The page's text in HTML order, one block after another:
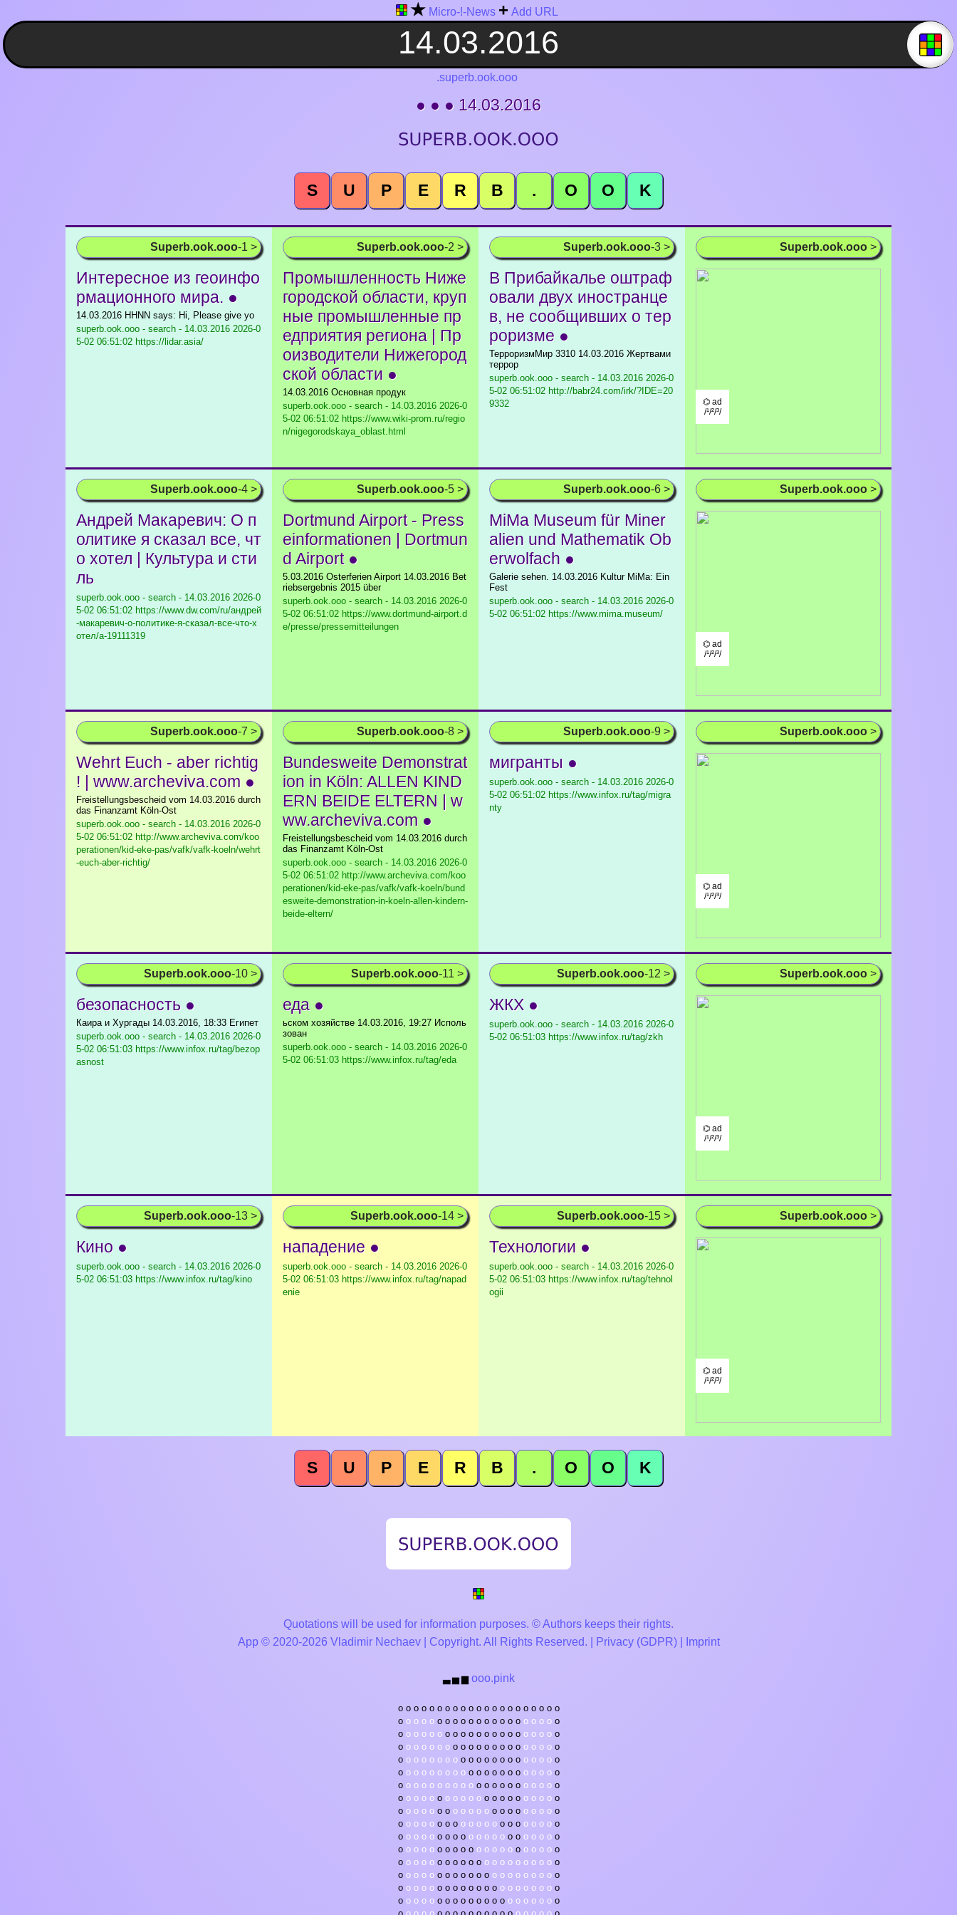
★ Micro-!-News + Add URL
.superb.ook.ooo
● ● ● 14.03.2016
S U P E R B . O O K
Superb.ook.ooo-1 >
Интересное из геоинфо
рмационного мира. ●
14.03.2016 HHNN says: Hi, Please give yo
superb.ook.ooo - search - 14.03.2016 2026-0
5-02 06:51:02 https://lidar.asia/
Superb.ook.ooo-2 >
Промышленность Ниже
городской области, круп
ные промышленные пр
едприятия региона | Пр
оизводители Нижегород
ской области ●
14.03.2016 Основная продук
superb.ook.ooo - search - 14.03.2016 2026-0
5-02 06:51:02 https://www.wiki-prom.ru/regio
n/nigegorodskaya_oblast.html
Superb.ook.ooo-3 >
В Прибайкалье оштраф
овали двух иностранце
в, не сообщивших о тер
роризме ●
ТерроризмМир 3310 14.03.2016 Жертвами
террор
superb.ook.ooo - search - 14.03.2016 2026-0
5-02 06:51:02 http://babr24.com/irk/?IDE=20
9332
Superb.ook.ooo >
⌬ ad
/¹/²/³/
Superb.ook.ooo-4 >
Андрей Макаревич: О п
олитике я сказал все, чт
о хотел | Культура и сти
ль
superb.ook.ooo - search - 14.03.2016 2026-0
5-02 06:51:02 https://www.dw.com/ru/андрей
-макаревич-о-политике-я-сказал-все-что-х
отел/a-19111319
Superb.ook.ooo-5 >
Dortmund Airport - Press
einformationen | Dortmun
d Airport ●
5.03.2016 Osterferien Airport 14.03.2016 Bet
riebsergebnis 2015 über
superb.ook.ooo - search - 14.03.2016 2026-0
5-02 06:51:02 https://www.dortmund-airport.d
e/presse/pressemitteilungen
Superb.ook.ooo-6 >
MiMa Museum für Miner
alien und Mathematik Ob
erwolfach ●
Galerie sehen. 14.03.2016 Kultur MiMa: Ein
Fest
superb.ook.ooo - search - 14.03.2016 2026-0
5-02 06:51:02 https://www.mima.museum/
Superb.ook.ooo >
⌬ ad
/¹/²/³/
Superb.ook.ooo-7 >
Wehrt Euch - aber richtig
! | www.archeviva.com ●
Freistellungsbescheid vom 14.03.2016 durch
das Finanzamt Köln-Ost
superb.ook.ooo - search - 14.03.2016 2026-0
5-02 06:51:02 http://www.archeviva.com/koo
perationen/kid-eke-pas/vafk/vafk-koeln/wehrt
-euch-aber-richtig/
Superb.ook.ooo-8 >
Bundesweite Demonstrat
ion in Köln: ALLEN KIND
ERN BEIDE ELTERN | w
ww.archeviva.com ●
Freistellungsbescheid vom 14.03.2016 durch
das Finanzamt Köln-Ost
superb.ook.ooo - search - 14.03.2016 2026-0
5-02 06:51:02 http://www.archeviva.com/koo
perationen/kid-eke-pas/vafk/vafk-koeln/bund
esweite-demonstration-in-koeln-allen-kindern-
beide-eltern/
Superb.ook.ooo-9 >
мигранты ●
superb.ook.ooo - search - 14.03.2016 2026-0
5-02 06:51:02 https://www.infox.ru/tag/migra
nty
Superb.ook.ooo >
⌬ ad
/¹/²/³/
Superb.ook.ooo-10 >
безопасность ●
Каира и Хургады 14.03.2016, 18:33 Египет
superb.ook.ooo - search - 14.03.2016 2026-0
5-02 06:51:03 https://www.infox.ru/tag/bezop
asnost
Superb.ook.ooo-11 >
еда ●
ьском хозяйстве 14.03.2016, 19:27 Исполь
зован
superb.ook.ooo - search - 14.03.2016 2026-0
5-02 06:51:03 https://www.infox.ru/tag/eda
Superb.ook.ooo-12 >
ЖКХ ●
superb.ook.ooo - search - 14.03.2016 2026-0
5-02 06:51:03 https://www.infox.ru/tag/zkh
Superb.ook.ooo >
⌬ ad
/¹/²/³/
Superb.ook.ooo-13 >
Кино ●
superb.ook.ooo - search - 14.03.2016 2026-0
5-02 06:51:03 https://www.infox.ru/tag/kino
Superb.ook.ooo-14 >
нападение ●
superb.ook.ooo - search - 14.03.2016 2026-0
5-02 06:51:03 https://www.infox.ru/tag/napad
enie
Superb.ook.ooo-15 >
Технологии ●
superb.ook.ooo - search - 14.03.2016 2026-0
5-02 06:51:03 https://www.infox.ru/tag/tehnol
ogii
Superb.ook.ooo >
⌬ ad
/¹/²/³/
S U P E R B . O O K
Quotations will be used for information purposes. © Authors keeps their rights.
App © 2020-2026 Vladimir Nechaev | Copyright. All Rights Reserved. |
Privacy (GDPR)| Imprint
▃ ▅ ▆ ooo.pink
o o o o o o o o o o o o o o o o o o o o o
o o o o o o o o o o o o o o o o o o o o o
o o o o o o o o o o o o o o o o o o o o o
o o o o o o o o o o o o o o o o o o o o o
o o o o o o o o o o o o o o o o o o o o o
o o o o o o o o o o o o o o o o o o o o o
o o o o o o o o o o o o o o o o o o o o o
o o o o o o o o o o o o o o o o o o o o o
o o o o o o o o o o o o o o o o o o o o o
o o o o o o o o o o o o o o o o o o o o o
o o o o o o o o o o o o o o o o o o o o o
o o o o o o o o o o o o o o o o o o o o o
o o o o o o o o o o o o o o o o o o o o o
o o o o o o o o o o o o o o o o o o o o o
o o o o o o o o o o o o o o o o o o o o o
o o o o o o o o o o o o o o o o o o o o o